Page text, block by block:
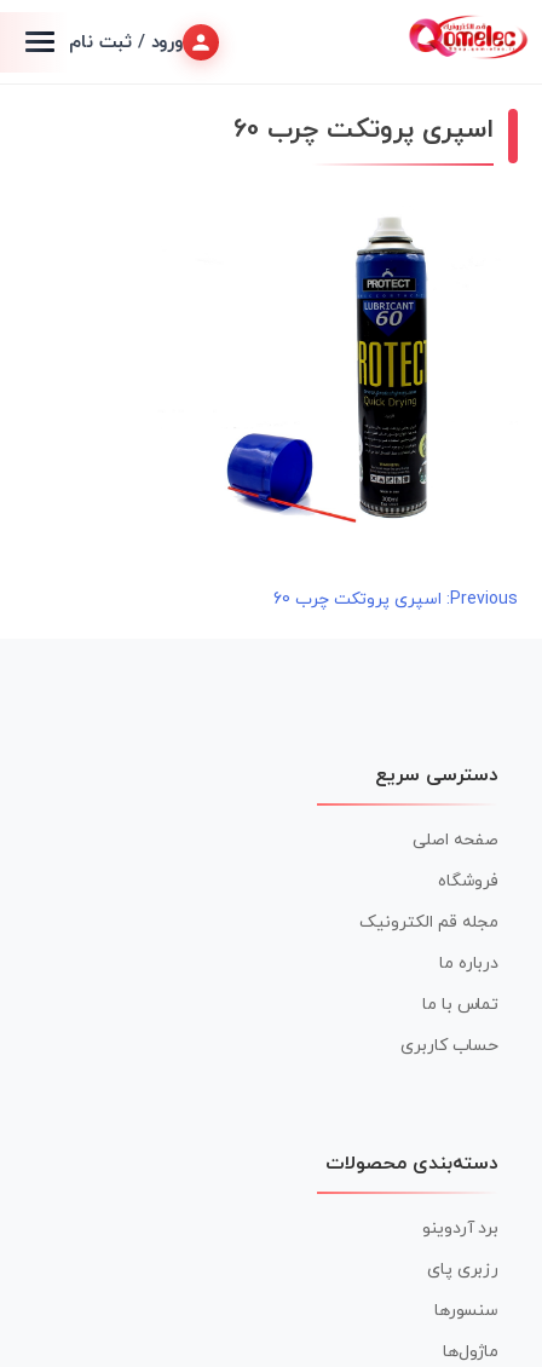
ورود / ثبت نام
اسپری پروتکت چرب 60
راهبری
Previous: اسپری پروتکت چرب 60
دسترسی سریع
صفحه اصلی
فروشگاه
مجله قم الکترونیک
درباره ما
تماس با ما
حساب کاربری
دسته‌بندی محصولات
برد آردوینو
رزبری پای
سنسورها
ماژول‌ها